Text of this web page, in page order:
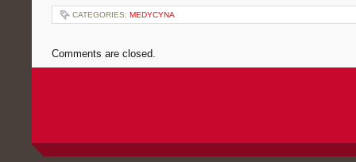
CATEGORIES: MEDYCYNA
Comments are closed.